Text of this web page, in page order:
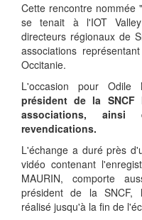
Cette rencontre nommée
se tenait à l'IOT
directeurs régionaux de
associations
Occitanie.
L'occasion pour
président de la
associations,
revendications.
L'échange a duré près
vidéo contenant
MAURIN, comporte
président de la SNCF,
réalisé jusqu'à la fin de